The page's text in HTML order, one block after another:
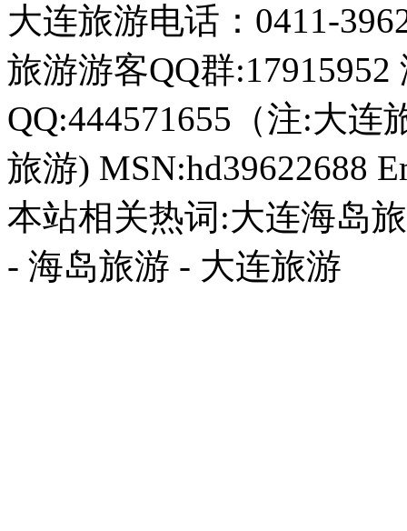
大连旅游电话：0411-
旅游游客QQ群
QQ:444571655（注:大连
旅游) MSN:hd39622688
本站相关热词:大连海岛
- 海岛旅游 - 大连旅游